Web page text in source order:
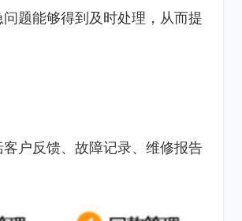
题能够得到及时处理，从而提
户反馈、故障记录、维修报告